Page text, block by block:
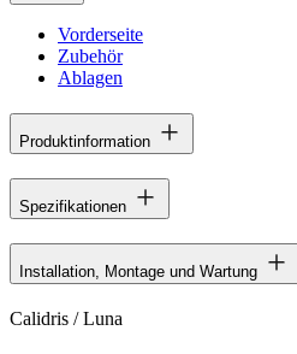
Vorderseite
Zubehör
Ablagen
Produktinformation
Spezifikationen
Installation, Montage und Wartung
Calidris / Luna